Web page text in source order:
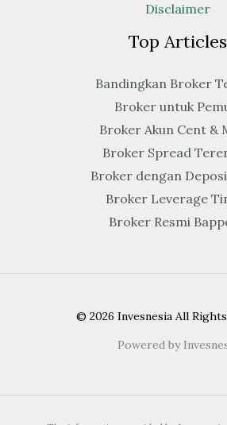
Disclaimer
Top Articles
Bandingkan Broker
Broker untuk
Broker Akun Cent &
Broker Spread
Broker dengan
Broker Leverage
Broker Resmi
© 2026 Invesnesia All
Powered by